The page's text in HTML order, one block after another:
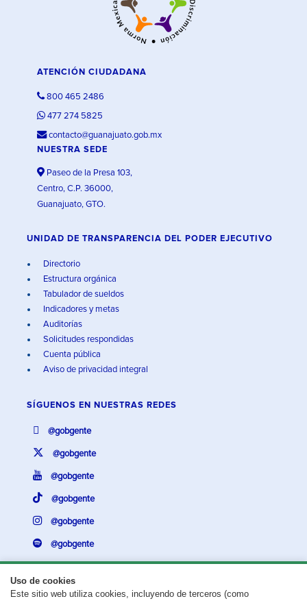
Uso de cookies
Este sitio web utiliza cookies, incluyendo de terceros (como
ATENCIÓN CIUDADANA
800 465 2486
477 274 5825
contacto@guanajuato.gob.mx
NUESTRA SEDE
Paseo de la Presa 103,
Centro, C.P. 36000,
Guanajuato, GTO.
UNIDAD DE TRANSPARENCIA DEL PODER EJECUTIVO
Directorio
Estructura orgánica
Tabulador de sueldos
Indicadores y metas
Auditorías
Solicitudes respondidas
Cuenta pública
Aviso de privacidad integral
SÍGUENOS EN NUESTRAS REDES
@gobgente
@gobgente
@gobgente
@gobgente
@gobgente
@gobgente
¿Existe algún problema con esta página?Repórtalo aquí.